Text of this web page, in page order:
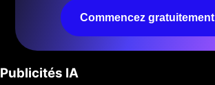
Commencez gratuitement
Publicités IA